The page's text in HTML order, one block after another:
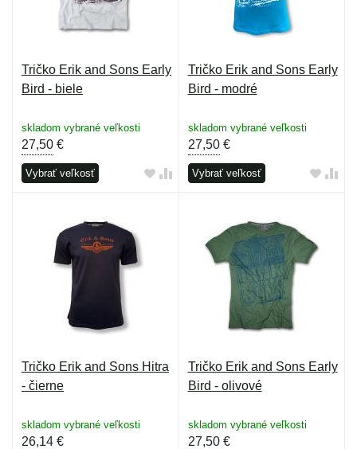
Tričko Erik and Sons Early
Bird - biele
skladom vybrané veľkosti
27,50 €
Vybrať veľkosť
Tričko Erik and Sons Early
Bird - modré
skladom vybrané veľkosti
27,50€
Vybrať veľkosť
Tričko Erik and Sons Hitra
- čierne
skladom vybrané veľkosti
26,14 €
Tričko Erik and Sons Early
Bird - olivové
skladom vybrané veľkosti
27,50€